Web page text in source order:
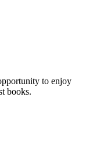
to enjoy
books.